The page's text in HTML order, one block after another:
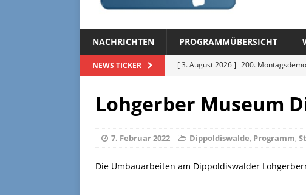
NACHRICHTEN PROGRAMMÜBERSICHT
NEWS TICKER [ 3. August 2026 ] 200.
[ 27. Juli 2026 ] Regionalmagazin
Lohgerber Museum
7. Februar 2022 Dippoldiswalde, Programm,
Die Umbauarbeiten am Dippoldiswalder